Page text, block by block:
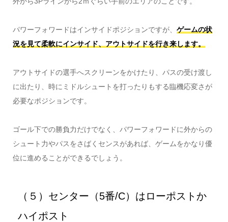
パワーフォワードはインサイドポジションですが、 ゲームの状
況を見て柔軟にインサイド、アウトサイドを行き来します。
アウトサイドの選手へスクリーンをかけたり、パスの受け渡し
に出たり、時にミドルシュートを打ったりもする臨機応変さが
必要なポジションです。
ゴール下での勝負力だけでなく、パワーフォワードに外からの
シュート力やパスをさばくセンスがあれば、ゲームをかなり優
位に進めることができるでしょう。
（５）センター（5番/C）はローポストか
ハイポスト